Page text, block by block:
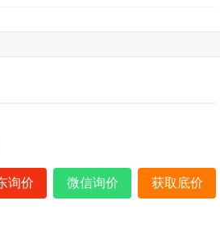
询价 微信询价 获取底价